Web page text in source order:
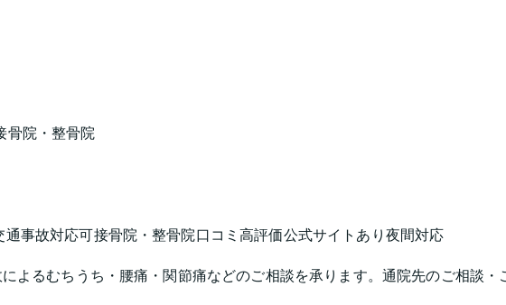
骨院・整骨院
通事故対応可接骨院・整骨院口コミ高評価公式サイトあり 夜間対応
よるむちうち・腰痛・関節痛などのご相談を承ります。通院先のご相談・